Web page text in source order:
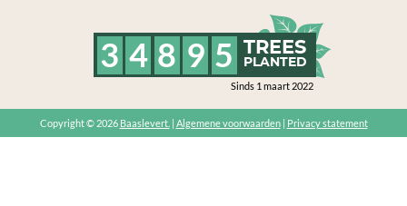
3 4 8 9 5 TREES
PLANTED
Sinds 1 maart 2022
Copyright © 2026 Baaslevert. Algemene voorwaarden| Privacy statement